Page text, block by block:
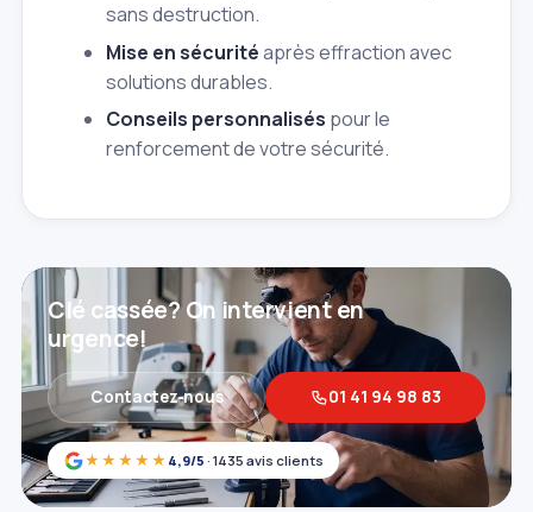
sans destruction.
Mise en sécuritéaprès effraction avec
solutions durables.
Conseils personnalisés pour le
renforcement de votre sécurité.
★★★★★ 4,9/5 · 1435 avis clients
Clé cassée? On intervient en
urgence!
Contactez‑nous 01 41 94 98 83